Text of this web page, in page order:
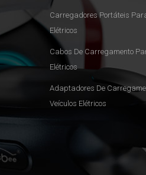
Carregadores Portáteis
Elétricos
Cabos De Carregamento
Elétricos
Adaptadores De
Veículos Elétricos